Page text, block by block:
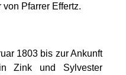
Pfarrer Effertz.
1803 bis zur Ankunft
Zink und Sylvester